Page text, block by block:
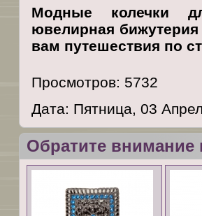
Модные колечки
ювелирная
вам путешествия по
Просмотров: 5732
Дата: Пятница, 03
Обратите